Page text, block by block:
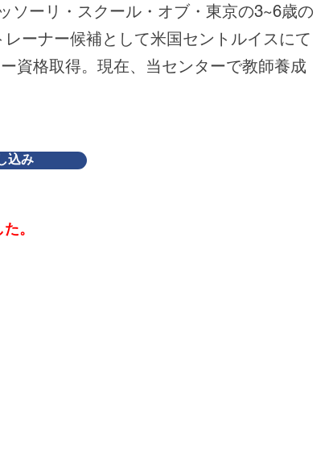
ソーリ・スクール・オブ・東京の3~6歳の
ーナー候補として米国セントルイスにて
資格取得。現在、当センターで教師養成
込み
。